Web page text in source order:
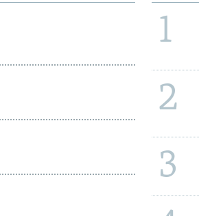
1
2
3